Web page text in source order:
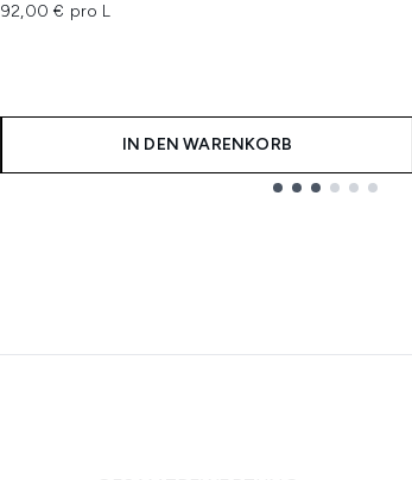
92,00 € pro L
IN DEN WARENKORB